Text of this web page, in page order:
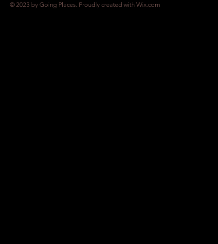
© 2023 by Going Places. Proudly created with Wix.com